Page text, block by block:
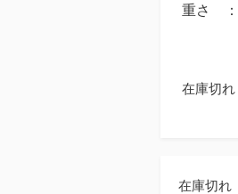
重さ
在庫切れ
在庫切れ